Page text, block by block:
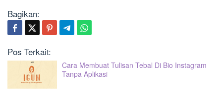
Bagikan:
Pos Terkait:
Cara Membuat Tulisan Tebal Di Bio Instagram
Tanpa Aplikasi